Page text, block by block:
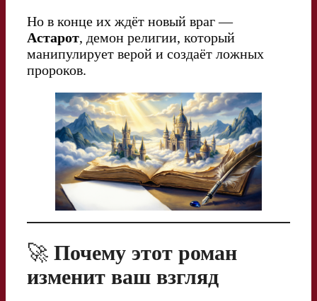
Но в конце их ждёт новый враг —
Астарот, демон религии, который
манипулирует верой и создаёт ложных
пророков.
🚀 Почему этот роман
изменит ваш взгляд